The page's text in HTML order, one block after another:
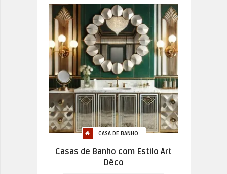
CASA DE BANHO
Casas de Banho com Estilo Art
Déco